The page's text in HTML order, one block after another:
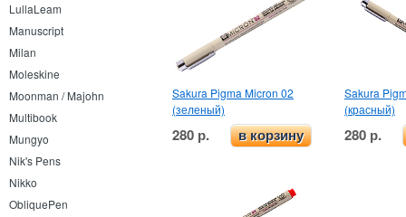
LullaLeam
Manuscript
Milan
Moleskine
Moonman / Majohn
Multibook
Mungyo
Nik's Pens
Nikko
ObliquePen
Sakura Pigma Micron 02
(зеленый)
280 р. в корзину
Sakura
(красный)
280 р.